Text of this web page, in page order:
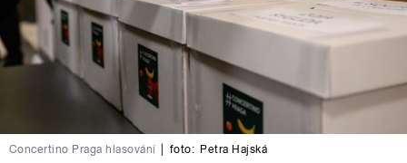
Concertino Praga hlasování foto: Petra Hajská